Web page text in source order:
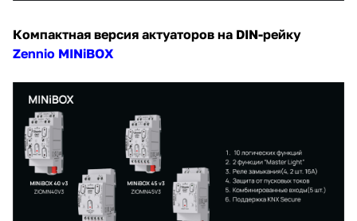
Компактная версия актуаторов на DIN-рейку
Zennio MINiBOX